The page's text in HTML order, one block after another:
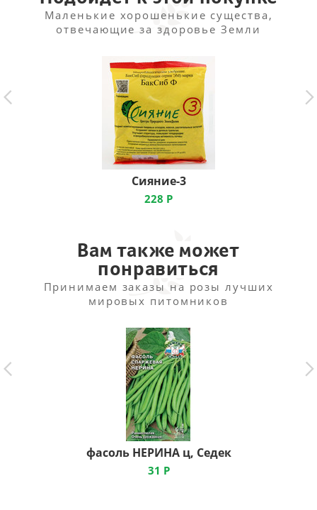
Маленькие хорошенькие существа,
отвечающие за здоровье Земли
Сияние-3
228 Р
Вам также может
понравиться
Принимаем заказы на розы лучших
мировых питомников
фасоль НЕРИНА ц, Седек
31 Р